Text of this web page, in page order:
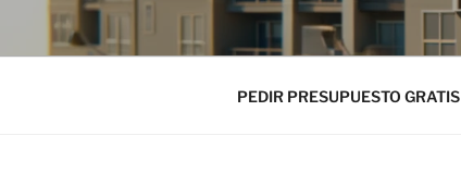
PEDIR PRESUPUESTO GRATIS